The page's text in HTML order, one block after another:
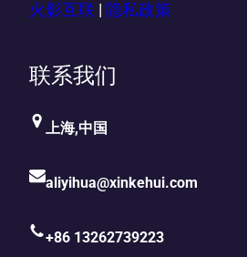
火影互联 隐私政策
联系我们
上海,中国
aliyihua@xinkehui.com
+86 13262739223